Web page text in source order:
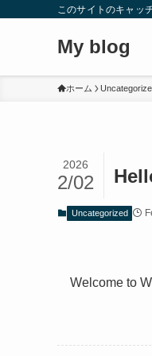
このサイトのキャッ
My blog
ホーム
2026
2/02
Uncategorized
Welcome to